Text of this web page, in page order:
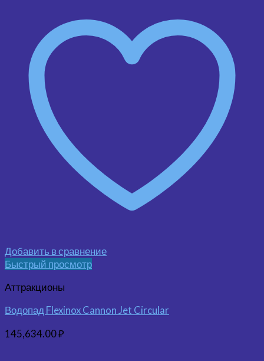
Добавить в сравнение
Быстрый просмотр
Аттракционы
Водопад Flexinox Cannon Jet Circular
145,634.00₽